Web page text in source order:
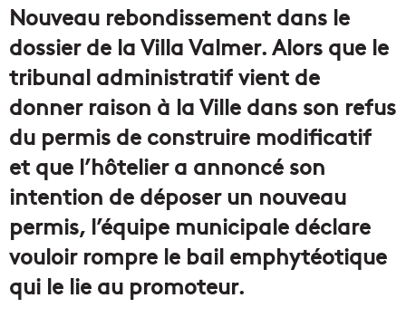
Nouveau rebondissement dans le
dossier de la Villa Valmer. Alors que le
tribunal administratif vient de
donner raison à la Ville dans son refus
du permis de construire modificatif
et que l’hôtelier a annoncé son
intention de déposer un nouveau
permis, l’équipe municipale déclare
vouloir rompre le bail emphytéotique
qui le lie au promoteur.